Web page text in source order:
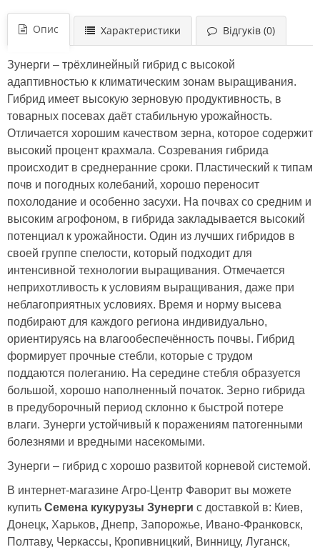
Опис Характеристики Відгуків (0)
Зунерги – трёхлинейный гибрид с высокой
адаптивностью к климатическим зонам выращивания.
Гибрид имеет высокую зерновую продуктивность, в
товарных посевах даёт стабильную урожайность.
Отличается хорошим качеством зерна, которое содержит
высокий процент крахмала. Созревания гибрида
происходит в среднеранние сроки. Пластический к типам
почв и погодных колебаний, хорошо переносит
похолодание и особенно засухи. На почвах со средним и
высоким агрофоном, в гибрида закладывается высокий
потенциал к урожайности. Один из лучших гибридов в
своей группе спелости, который подходит для
интенсивной технологии выращивания. Отмечается
неприхотливость к условиям выращивания, даже при
неблагоприятных условиях. Время и норму высева
подбирают для каждого региона индивидуально,
ориентируясь на влагообеспечённость почвы. Гибрид
формирует прочные стебли, которые с трудом
поддаются полеганию. На середине стебля образуется
большой, хорошо наполненный початок. Зерно гибрида
в предуборочный период склонно к быстрой потере
влаги. Зунерги устойчивый к поражениям патогенными
болезнями и вредными насекомыми.
Зунерги – гибрид с хорошо развитой корневой системой.
В интернет-магазине Агро-Центр Фаворит вы можете
купить Семена кукурузы Зунерги с доставкой в: Киев,
Донецк, Харьков, Днепр, Запорожье, Ивано-Франковск,
Полтаву, Черкассы, Кропивницкий, Винницу, Луганск,